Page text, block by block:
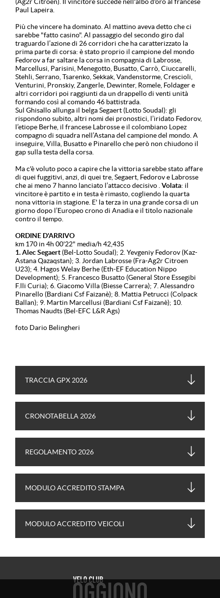
Paul Lapeira.
Più che vincere ha dominato. Al mattino aveva detto che ci
sarebbe "fatto casino". Al passaggio del secondo giro dal
traguardo l’azione di 26 corridori che ha caratterizzato la
prima parte di corsa: è stato proprio il campione del mondo
Fedorov a far saltare la corsa in compagnia di Labrosse,
Marcellusi, Parisini, Menegotto, Busatto, Carrò, Ciuccarelli,
Stehli, Serrano, Tsarenko, Sekkak, Vandenstorme, Crescioli,
Venturini, Pronskiy, Zangerle, Dewinter, Romele, Foldager e
altri corridori poi raggiunti da un drappello di venti unità
formando così al comando 46 battistrada.
Sul Ghisallo allunga il belga Segaert (Lotto Soudal): gli
rispondono subito, altri nomi dei pronostici, l’iridato Fedorov,
l’etiope Berhe, il francese Labrosse e il colombiano Lopez
compagno di squadra nell’Astana del campione del mondo. A
inseguire, Villa, Busatto e Pinarello che però non chiudono il
gap sulla testa della corsa.
Ma c'è voluto poco a capire che la vittoria sarebbe stato affare
di quei fuggitivi, anzi, di quei tre, Segaert, Fedorov e Labrosse
che ai meno 7 hanno lanciato l’attacco decisivo .Volata: il
vincitore è partito e in testa è rimasto, cogliendo la quarta
nona vittoria in stagione. E' la terza in una grande corsa di un
giorno dopo l’Europeo crono di Anadia e il titolo nazionale
contro il tempo.
ORDINE D'ARRIVO
km 170 in 4h 00'22" media/h 42,435
1. Alec Segaert (Bel-Lotto Soudal); 2. Yevgeniy Fedorov (Kaz-
Astana Qazaqstan); 3. Jordan Labrosse (Fra-Ag2r Citroen
U23); 4. Hagos Welay Berhe (Eth-EF Education Nippo
Development); 5. Francesco Busatto (General Store Essegibi
F.lli Curia); 6. Giacomo Villa (Biesse Carrera); 7. Alessandro
Pinarello (Bardiani Csf Faizanè); 8. Mattia Petrucci (Colpack
Ballan); 9. Martin Marcellusi (Bardiani Csf Faizanè); 10.
Thomas Naudts (Bel-EFC L&R Ags)
foto Dario Belingheri
TRACCIA GPX 2026
CRONOTABELLA 2026
REGOLAMENTO 2026
MODULO ACCREDITO STAMPA
MODULO ACCREDITO VEICOLI